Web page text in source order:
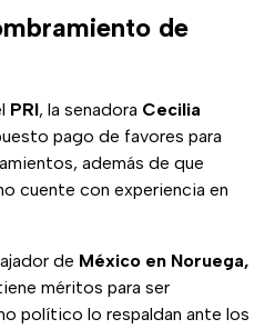
diciembre de 2023
desde Palacio
de
PRI, la senadora Cecilia
pago de favores para
además de que
cuente con experiencia en
de México en Noruega,
méritos para ser
político lo respaldan ante los